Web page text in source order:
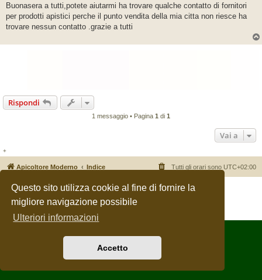
Questo sito utilizza cookie al fine di fornire la
migliore navigazione possibile
Ulteriori informazioni
Accetto
s
a
g
o
Buonasera a tutti,potete aiutarmi ha trovare qualche contatto di fornitori
per prodotti apistici perche il punto vendita della mia citta non riesce ha
trovare nessun contatto .grazie a tutti
Rispondi
1 messaggio • Pagina 1 di 1
Vai a
+
Apicoltore Moderno Indice Tutti gli orari sono UTC+02:00
Creato daphpBB® Forum Software © phpBB Limited
Traduzione Italiana